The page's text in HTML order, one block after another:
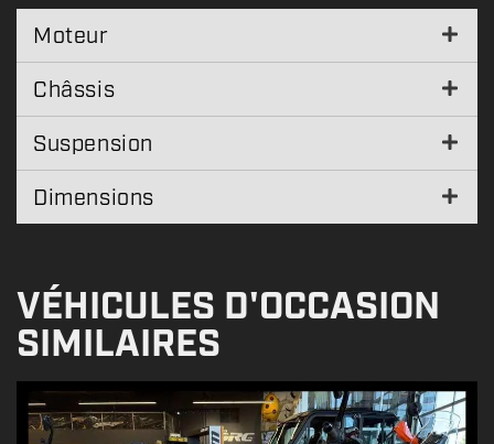
Moteur
Châssis
Suspension
Dimensions
VÉHICULES D'OCCASION
SIMILAIRES